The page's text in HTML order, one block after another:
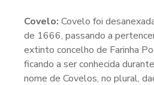
Covelo: Covelo foi
de 1666, passando a
extinto concelho de Farinha
ficando a ser conhecida
nome de Covelos, no plural,